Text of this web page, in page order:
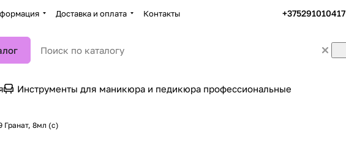
Доставка и оплата Контакты +375291010417
Инструменты для маникюра и педикюра профессиональные
Гранат, 8мл (с)